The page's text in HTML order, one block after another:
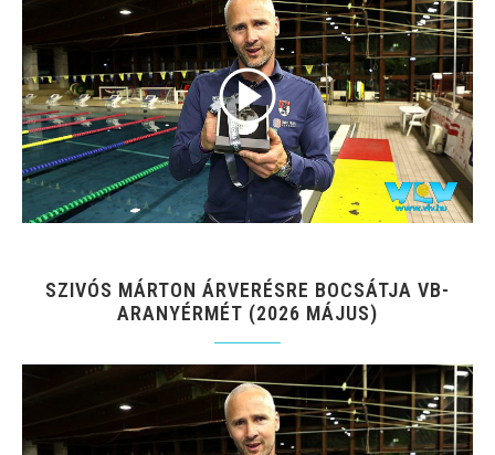
SZIVÓS MÁRTON ÁRVERÉSRE BOCSÁTJA VB-
ARANYÉRMÉT (2026 MÁJUS)